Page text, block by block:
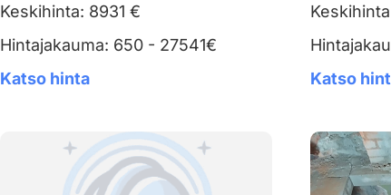
Keskihinta: 8931 €
Hintajakauma: 650 - 27541€
Katso hinta
Katso